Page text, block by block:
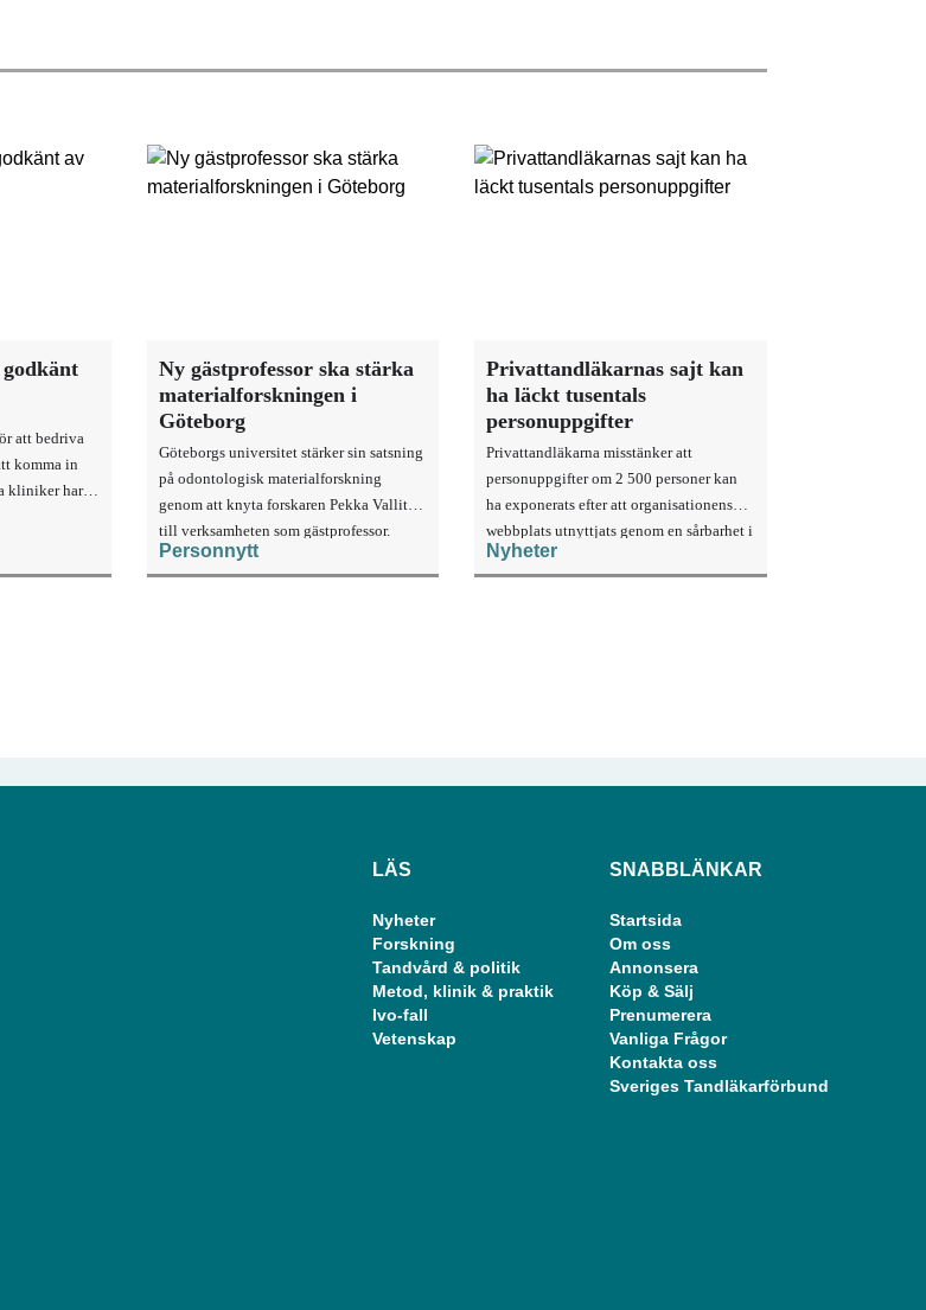
att bedriva
komma in
kliniker har
Ny gästprofessor ska stärka
materialforskningen i
Göteborg
Göteborgs universitet stärker sin satsning
på odontologisk materialforskning
genom att knyta forskaren Pekka Vallittu
till verksamheten som gästprofessor.
Personnytt
Privattandläkarnas sajt kan
ha läckt tusentals
personuppgifter
Privattandläkarna misstänker att
personuppgifter om 2 500 personer kan
ha exponerats efter att organisationens
webbplats utnyttjats genom en sårbarhet i
ett publiceringsverktyg.
Nyheter
LÄS
Nyheter
Forskning
Tandvård & politik
Metod, klinik & praktik
Ivo-fall
Vetenskap
SNABBLÄNKAR
Startsida
Om oss
Annonsera
Köp & Sälj
Prenumerera
Vanliga Frågor
Kontakta oss
Sveriges Tandläkarförbund